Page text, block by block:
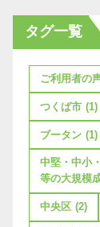
タグ一覧
ご利用者の
つくば市 (1)
ブータン (1)
中堅・中小
等の大規模
中央区 (2)